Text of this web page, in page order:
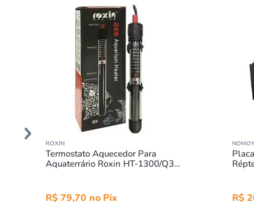
ROXIN
Termostato Aquecedor Para
Aquaterrário Roxin HT-1300/Q3
R$79,70
R$